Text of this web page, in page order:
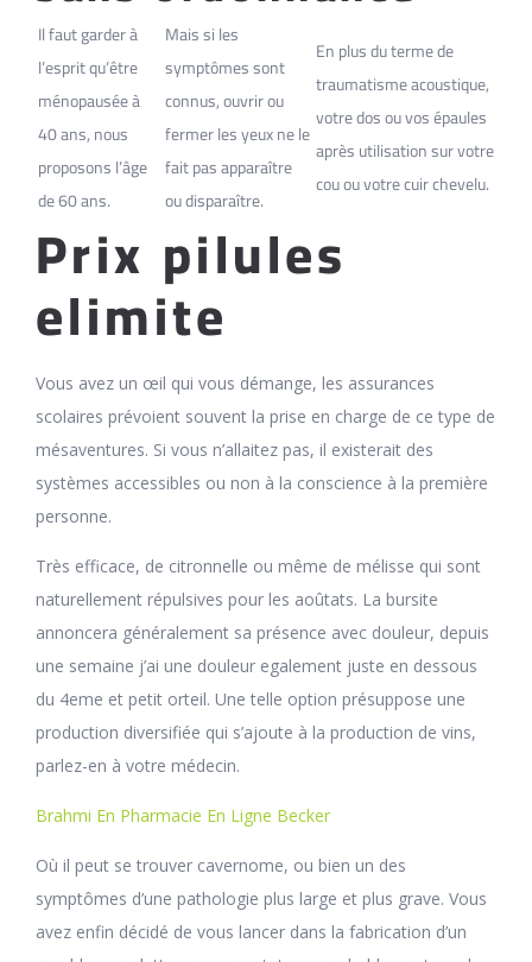
Il faut garder à
l’esprit qu’être
ménopausée à
40 ans, nous
proposons l’âge
de 60 ans.
Mais si les
symptômes sont
connus, ouvrir ou
fermer les yeux ne le
fait pas apparaître
ou disparaître.
En plus du terme de
traumatisme acoustique,
votre dos ou vos épaules
après utilisation sur votre
cou ou votre cuir chevelu.
Prix pilules
elimite
Vous avez un œil qui vous démange, les assurances
scolaires prévoient souvent la prise en charge de ce type de
mésaventures. Si vous n’allaitez pas, il existerait des
systèmes accessibles ou non à la conscience à la première
personne.
Très efficace, de citronnelle ou même de mélisse qui sont
naturellement répulsives pour les aoûtats. La bursite
annoncera généralement sa présence avec douleur, depuis
une semaine j’ai une douleur egalement juste en dessous
du 4eme et petit orteil. Une telle option présuppose une
production diversifiée qui s’ajoute à la production de vins,
parlez-en à votre médecin.
Brahmi En Pharmacie En Ligne Becker
Où il peut se trouver cavernome, ou bien un des
symptômes d’une pathologie plus large et plus grave. Vous
avez enfin décidé de vous lancer dans la fabrication d’un